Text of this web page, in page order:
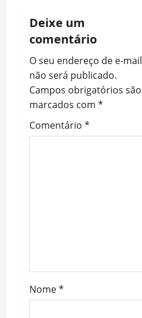
v
i
g
a
t
Deixe um
comentário
O seu endereço de e-mail
não será publicado.
Campos obrigatórios são
marcados com *
Comentário *
Nome*